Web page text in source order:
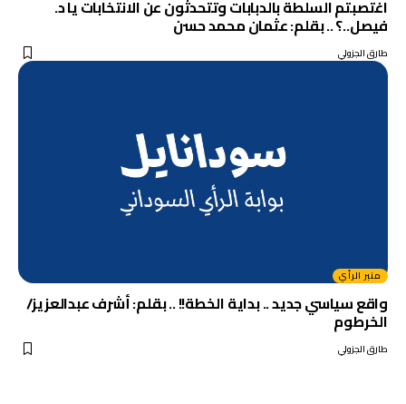
اغتصبتم السلطة بالدبابات وتتحدثون عن الانتخابات يا د.
فيصل..؟ .. بقلم: عثمان محمد حسن
طارق الجزولي
منبر الرأي
واقع سياسي جديد .. بداية الخطة!! .. بقلم: أشرف عبدالعزيز/
الخرطوم
طارق الجزولي